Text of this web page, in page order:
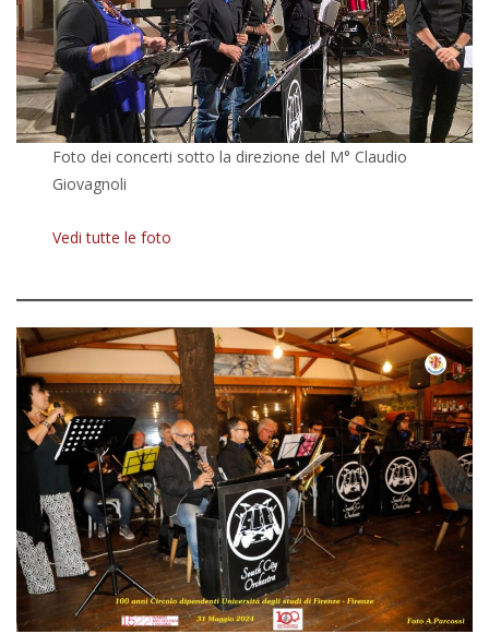
Foto dei concerti sotto la direzione del M° Claudio
Giovagnoli
Vedi tutte le foto